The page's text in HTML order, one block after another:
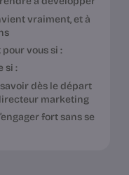
vraiment, et à
vous si :
si :
savoir dès le départ
marketing
fort sans se